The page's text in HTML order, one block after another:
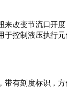
来改变节流口开
于控制液压执行
带有刻度标识，